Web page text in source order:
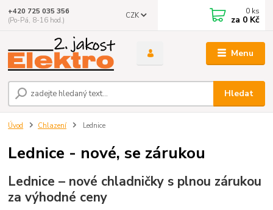
Menu
CZK
Hledat
+420 725 035 356
(Po-Pá, 8-16 hod.)
0 ks
za 0 Kč
Úvod Chlazení Lednice
Lednice - nové, se zárukou
Lednice – nové chladničky s plnou zárukou
za výhodné ceny